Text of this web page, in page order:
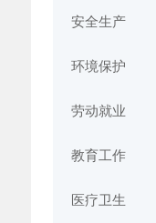
安全生产
环境保护
劳动就业
教育工作
医疗卫生